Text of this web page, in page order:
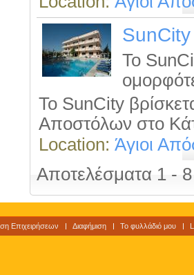
Το
Το SunCity
Αποστόλων στο
Location: Άγιοι
Αποτελέσματα 1 -
Επιχειρήσεων Διαφήμιση Το φυλλάδιό μου